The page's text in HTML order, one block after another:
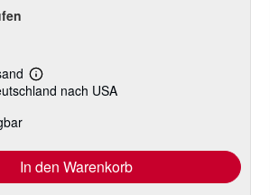
Weitere
Informationen
nach USA
In den Warenkorb